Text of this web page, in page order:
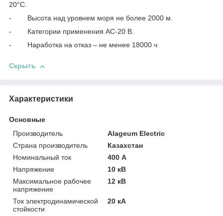
20°С.
- Высота над уровнем моря не более 2000 м.
- Категории применения АС-20 В.
- Наработка на отказ – не менее 18000 ч
Скрыть
Характеристики
Основные
Производитель
Alageum Electric
Страна производитель
Казахстан
Номинальный ток
400 А
Напряжение
10 кВ
Максимальное рабочее
напряжение
12 кВ
Ток электродинамической
стойкости
20 кА